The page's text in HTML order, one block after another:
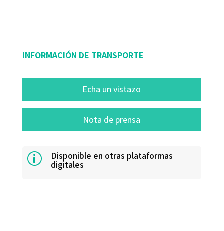
INFORMACIÓN DE TRANSPORTE
Echa un vistazo
Nota de prensa
p Disponible en otras plataformas
digitales